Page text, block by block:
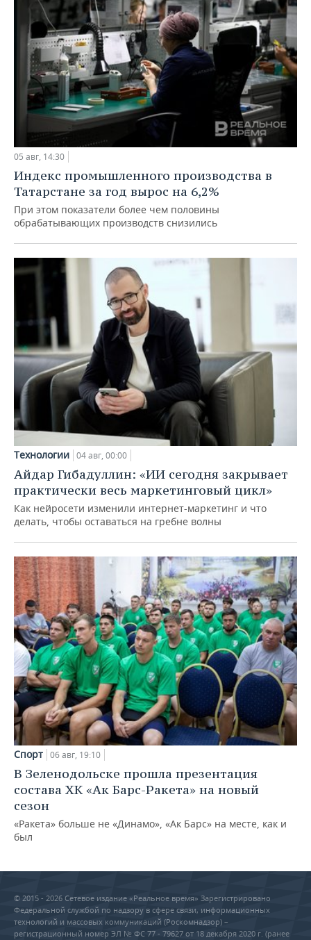
05 авг, 14:30
Индекс промышленного производства в
Татарстане за год вырос на 6,2%
При этом показатели более чем половины
обрабатывающих производств снизились
Технологии 04 авг, 00:00
Айдар Гибадуллин: «ИИ сегодня закрывает
практически весь маркетинговый цикл»
Как нейросети изменили интернет-маркетинг и что
делать, чтобы оставаться на гребне волны
Спорт 06 авг, 19:10
В Зеленодольске прошла презентация
состава ХК «Ак Барс-Ракета» на новый
сезон
«Ракета» больше не «Динамо», «Ак Барс» на месте, как и
был
© 2015 - 2026 Сетевое издание «Реальное время» Зарегистрировано
Федеральной службой по надзору в сфере связи, информационных
технологий и массовых коммуникаций (Роскомнадзор) –
регистрационный номер ЭЛ № ФС 77 - 79627 от 18 декабря 2020 г. (ранее